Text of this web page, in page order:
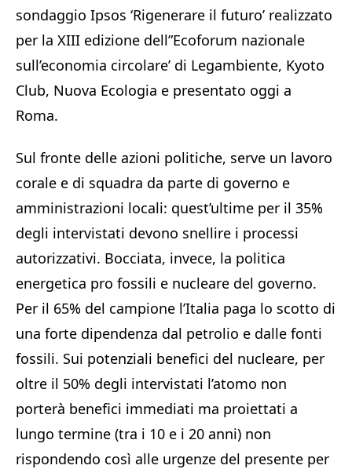
sondaggio Ipsos ‘Rigenerare il futuro’ realizzato
per la XIII edizione dell”Ecoforum nazionale
sull’economia circolare’ di Legambiente, Kyoto
Club, Nuova Ecologia e presentato oggi a
Roma.
Sul fronte delle azioni politiche, serve un lavoro
corale e di squadra da parte di governo e
amministrazioni locali: quest’ultime per il 35%
degli intervistati devono snellire i processi
autorizzativi. Bocciata, invece, la politica
energetica pro fossili e nucleare del governo.
Per il 65% del campione l’Italia paga lo scotto di
una forte dipendenza dal petrolio e dalle fonti
fossili. Sui potenziali benefici del nucleare, per
oltre il 50% degli intervistati l’atomo non
porterà benefici immediati ma proiettati a
lungo termine (tra i 10 e i 20 anni) non
rispondendo così alle urgenze del presente per